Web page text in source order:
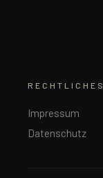
RECHTLICHES
Impressum
Datenschutz